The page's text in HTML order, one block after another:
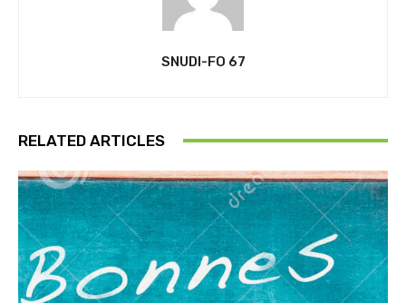
SNUDI-FO 67
RELATED ARTICLES